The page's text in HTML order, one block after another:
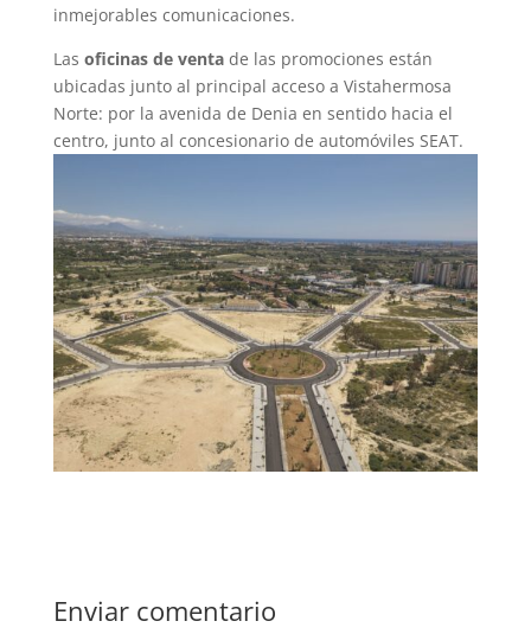
inmejorables comunicaciones.
Las oficinas de ventade las promociones están
ubicadas junto al principal acceso a Vistahermosa
Norte: por la avenida de Denia en sentido hacia el
centro, junto al concesionario de automóviles SEAT.
Enviar comentario